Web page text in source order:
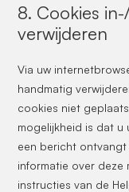
8. Cookies
verwijderen
Via uw
handmatig
cookies niet
mogelijkheid is dat
een bericht
informatie over deze
instructies van de